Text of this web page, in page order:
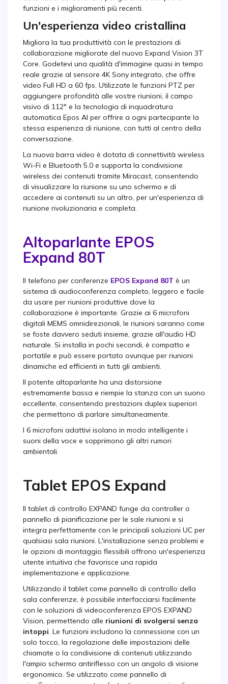
funzioni e i miglioramenti più recenti.
Un'esperienza video cristallina
Migliora la tua produttività con le prestazioni di
collaborazione migliorate del nuovo Expand Vision 3T
Core. Godetevi una qualità d'immagine quasi in tempo
reale grazie al sensore 4K Sony integrato, che offre
video Full HD a 60 fps. Utilizzate le funzioni PTZ per
aggiungere profondità alle vostre riunioni, il campo
visivo di 112° e la tecnologia di inquadratura
automatica Epos AI per offrire a ogni partecipante la
stessa esperienza di riunione, con tutti al centro della
conversazione.
La nuova barra video è dotata di connettività wireless
Wi-Fi e Bluetooth 5.0 e supporta la condivisione
wireless dei contenuti tramite Miracast, consentendo
di visualizzare la riunione su uno schermo e di
accedere ai contenuti su un altro, per un'esperienza di
riunione rivoluzionaria e completa.
Altoparlante EPOS
Expand 80T
Il telefono per conferenze EPOS Expand 80T è un
sistema di audioconferenza completo, leggero e facile
da usare per riunioni produttive dove la
collaborazione è importante. Grazie ai 6 microfoni
digitali MEMS omnidirezionali, le riunioni saranno come
se foste davvero seduti insieme, grazie all'audio HD
naturale. Si installa in pochi secondi, è compatto e
portatile e può essere portato ovunque per riunioni
dinamiche ed efficienti in tutti gli ambienti.
Il potente altoparlante ha una distorsione
estremamente bassa e riempie la stanza con un suono
eccellente, consentendo prestazioni duplex superiori
che permettono di parlare simultaneamente.
I 6 microfoni adattivi isolano in modo intelligente i
suoni della voce e sopprimono gli altri rumori
ambientali.
Tablet EPOS Expand
Il tablet di controllo EXPAND funge da controller o
pannello di pianificazione per le sale riunioni e si
integra perfettamente con le principali soluzioni UC per
qualsiasi sala riunioni. L'installazione senza problemi e
le opzioni di montaggio flessibili offrono un'esperienza
utente intuitiva che favorisce una rapida
implementazione e applicazione.
Utilizzando il tablet come pannello di controllo della
sala conferenze, è possibile interfacciarsi facilmente
con le soluzioni di videoconferenza EPOS EXPAND
Vision, permettendo alle riunioni di svolgersi senza
intoppi. Le funzioni includono la connessione con un
solo tocco, la regolazione delle impostazioni delle
chiamate o la condivisione di contenuti utilizzando
l'ampio schermo antiriflesso con un angolo di visione
ergonomico. Se utilizzato come pannello di